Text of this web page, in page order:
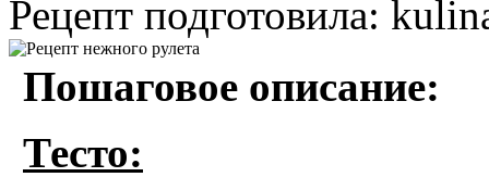
Рецепт подготовила:
Пошаговое описание:
Тесто: